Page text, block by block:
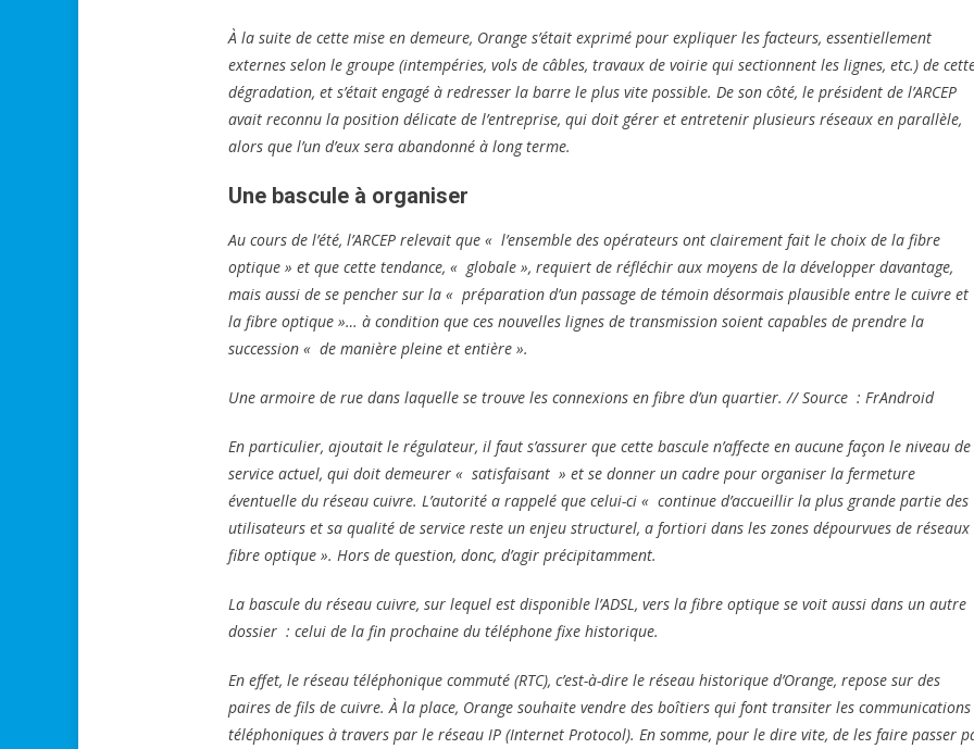
À la suite de cette mise en demeure, Orange s’était exprimé pour expliquer les facteurs, essentiellement
externes selon le groupe (intempéries, vols de câbles, travaux de voirie qui sectionnent les lignes, etc.) de
dégradation, et s’était engagé à redresser la barre le plus vite possible. De son côté, le président de l’ARCEP
avait reconnu la position délicate de l’entreprise, qui doit gérer et entretenir plusieurs réseaux en parallèle,
alors que l’un d’eux sera abandonné à long terme.
Une bascule à organiser
Au cours de l’été, l’ARCEP relevait que « l’ensemble des opérateurs ont clairement fait le choix de la fibre
optique » et que cette tendance, « globale », requiert de réfléchir aux moyens de la développer davantage,
mais aussi de se pencher sur la « préparation d’un passage de témoin désormais plausible entre le cuivre et
la fibre optique »… à condition que ces nouvelles lignes de transmission soient capables de prendre la
succession « de manière pleine et entière ».
Une armoire de rue dans laquelle se trouve les connexions en fibre d’un quartier. // Source : FrAndroid
En particulier, ajoutait le régulateur, il faut s’assurer que cette bascule n’affecte en aucune façon le niveau de
service actuel, qui doit demeurer « satisfaisant » et se donner un cadre pour organiser la fermeture
éventuelle du réseau cuivre. L’autorité a rappelé que celui-ci « continue d’accueillir la plus grande partie des
utilisateurs et sa qualité de service reste un enjeu structurel, a fortiori dans les zones dépourvues de réseaux
fibre optique ». Hors de question, donc, d’agir précipitamment.
La bascule du réseau cuivre, sur lequel est disponible l’ADSL, vers la fibre optique se voit aussi dans un autre
dossier : celui de la fin prochaine du téléphone fixe historique.
En effet, le réseau téléphonique commuté (RTC), c’est-à-dire le réseau historique d’Orange, repose sur des
paires de fils de cuivre. À la place, Orange souhaite vendre des boîtiers qui font transiter les communications
téléphoniques à travers par le réseau IP (Internet Protocol). En somme, pour le dire vite, de les faire passer